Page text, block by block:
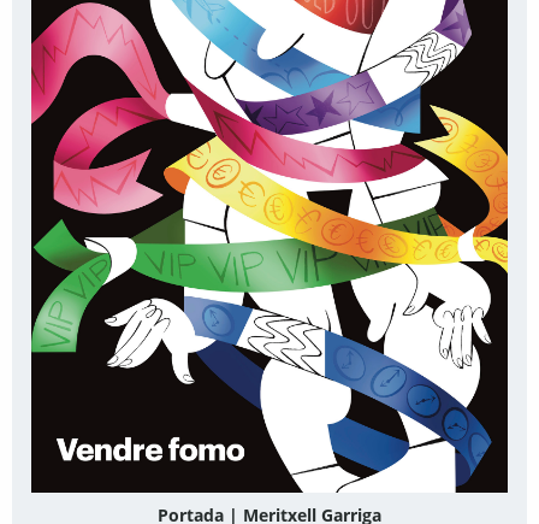
Portada | Meritxell Garriga